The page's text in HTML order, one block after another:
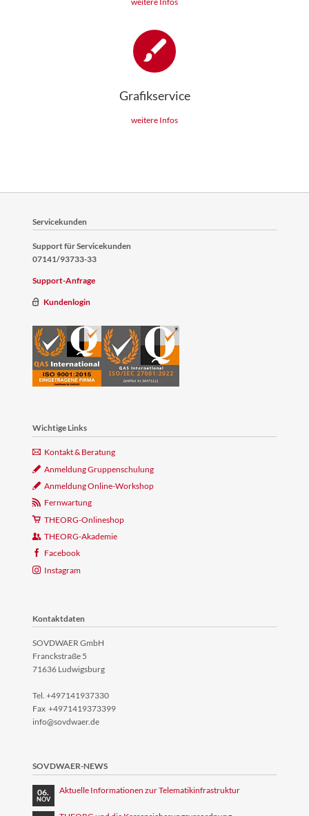
Grafikservice
weitere Infos
Servicekunden
Support für Servicekunden
07141/93733-33
Support-Anfrage
Kundenlogin
Wichtige Links
Kontakt & Beratung
Anmeldung Gruppenschulung
Anmeldung Online-Workshop
Fernwartung
THEORG-Onlineshop
THEORG-Akademie
Facebook
Instagram
Kontaktdaten
SOVDWAER GmbH
Franckstraße 5
71636 Ludwigsburg
Tel. +497141937330
Fax +4971419373399
info@sovdwaer.de
SOVDWAER-NEWS
06.
NOV
Aktuelle Informationen zur Telematikinfrastruktur